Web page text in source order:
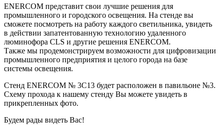
ENERCOM представит свои лучшие решения для
промышленного и городского освещения. На стенде вы
сможете посмотреть на работу каждого светильника, увидеть
в действии запатентованную технологию удаленного
люминофора CLS и другие решения ENERCOM.
Также мы продемонстрируем возможности для цифровизации
промышленного предприятия и целого города на базе
системы освещения.
Стенд ENERCOM № 3С13 будет расположен в павильоне №3.
Схему прохода к нашему стенду Вы можете увидеть в
прикрепленных фото.
Будем рады видеть Вас!